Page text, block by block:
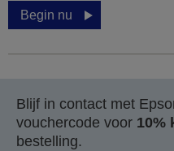
Begin nu
Blijf in contact met
vouchercode voor 10%
bestelling.